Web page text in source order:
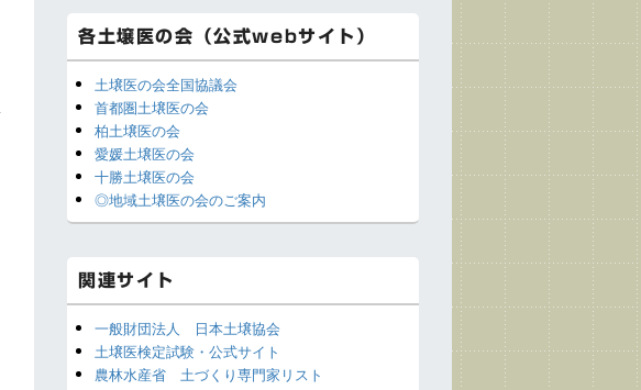
エ各土壌医の会（公式webサイト）
土壌医の会全国協議会
首都圏土壌医の会
柏土壌医の会
愛媛土壌医の会
十勝土壌医の会
◎地域土壌医の会のご案内
関連サイト
一般財団法人 日本土壌協会
土壌医検定試験・公式サイト
農林水産省 土づくり専門家リスト